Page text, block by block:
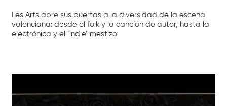
Les Arts abre sus puertas a la diversidad de la escena
valenciana: desde el folk y la canción de autor, hasta la
electrónica y el ‘indie’ mestizo